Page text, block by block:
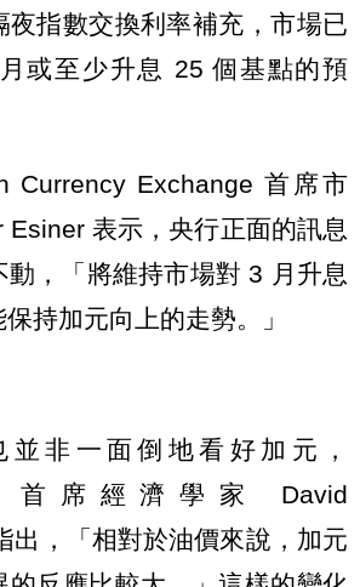
夜指數交換利率補充，市場已
或至少升息 25 個基點的預
Currency Exchange 首席市
Esiner 表示，央行正面的訊息
動，「將維持市場對 3 月升息
持加元向上的走勢。」
非一面倒地看好加元，
首席經濟學家 David
出，「相對於油價來說，加元